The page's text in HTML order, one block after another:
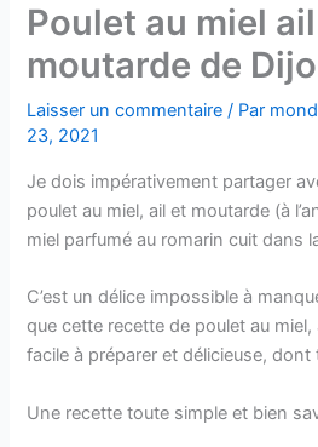
Poulet au miel
moutarde de
Laisser un commentaire / Par
23, 2021
Je dois impérativement partager
poulet au miel, ail et moutarde (à
miel parfumé au romarin cuit dans
C’est un délice impossible à
que cette recette de poulet au
facile à préparer et délicieuse,
Une recette toute simple et bien